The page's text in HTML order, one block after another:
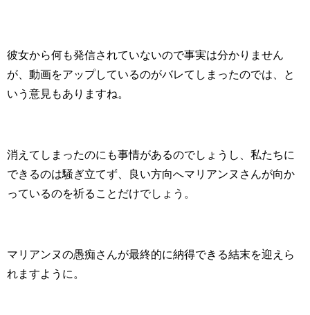
彼女から何も発信されていないので事実は分かりません
が、動画をアップしているのがバレてしまったのでは、と
いう意見もありますね。
消えてしまったのにも事情があるのでしょうし、私たちに
できるのは騒ぎ立てず、良い方向へマリアンヌさんが向か
っているのを祈ることだけでしょう。
マリアンヌの愚痴さんが最終的に納得できる結末を迎えら
れますように。